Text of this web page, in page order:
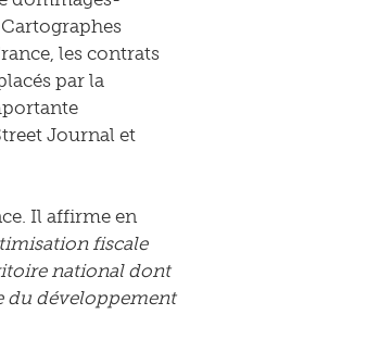
les contrats
par la
Journal et
Il affirme en
fiscale
national dont
du développement